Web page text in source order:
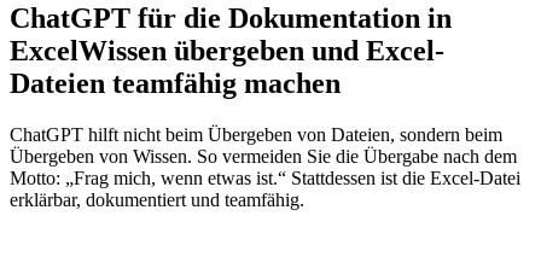
ChatGPT für die Dokumentation in
ExcelWissen übergeben und Excel-
Dateien teamfähig machen
ChatGPT hilft nicht beim Übergeben von Dateien, sondern beim
Übergeben von Wissen. So vermeiden Sie die Übergabe nach dem
Motto: „Frag mich, wenn etwas ist.“ Stattdessen ist die Excel-Datei
erklärbar, dokumentiert und teamfähig.